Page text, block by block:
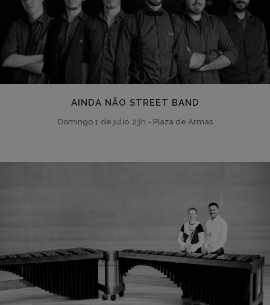
AINDA NÃO STREET BAND
Domingo 1 de julio. 23h - Plaza de Armas